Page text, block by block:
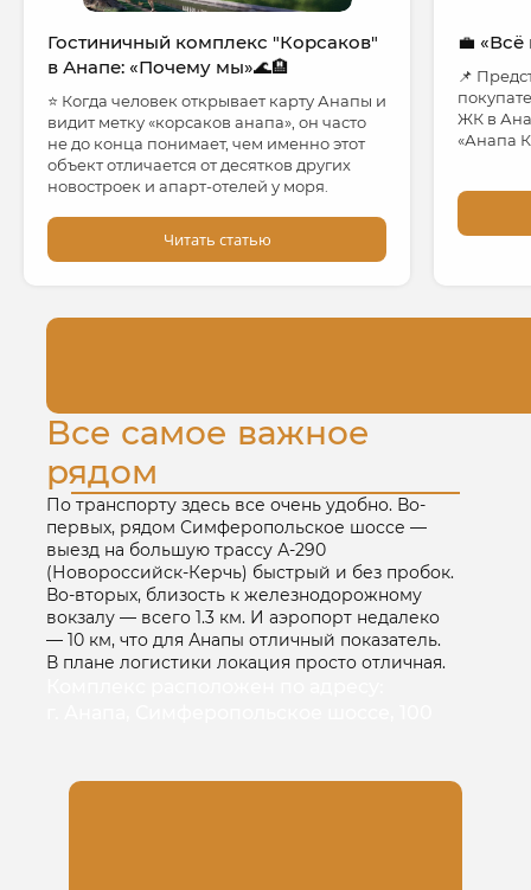
Гостиничный комплекс "Корсаков"
в Анапе: «Почему мы»🌊🏨
⭐ Когда человек открывает карту Анапы и
видит метку «корсаков анапа», он часто
не до конца понимает, чем именно этот
объект отличается от десятков других
новостроек и апарт‑отелей у моря.
Читать статью
💼
📌
ЖК в
«Анапа
Все самое важное
рядом
По транспорту здесь все очень удобно. Во-
первых, рядом Симферопольское шоссе —
выезд на большую трассу А-290
(Новороссийск-Керчь) быстрый и без пробок.
Во-вторых, близость к железнодорожному
вокзалу — всего 1.3 км. И аэропорт недалеко
— 10 км, что для Анапы отличный показатель.
В плане логистики локация просто отличная.